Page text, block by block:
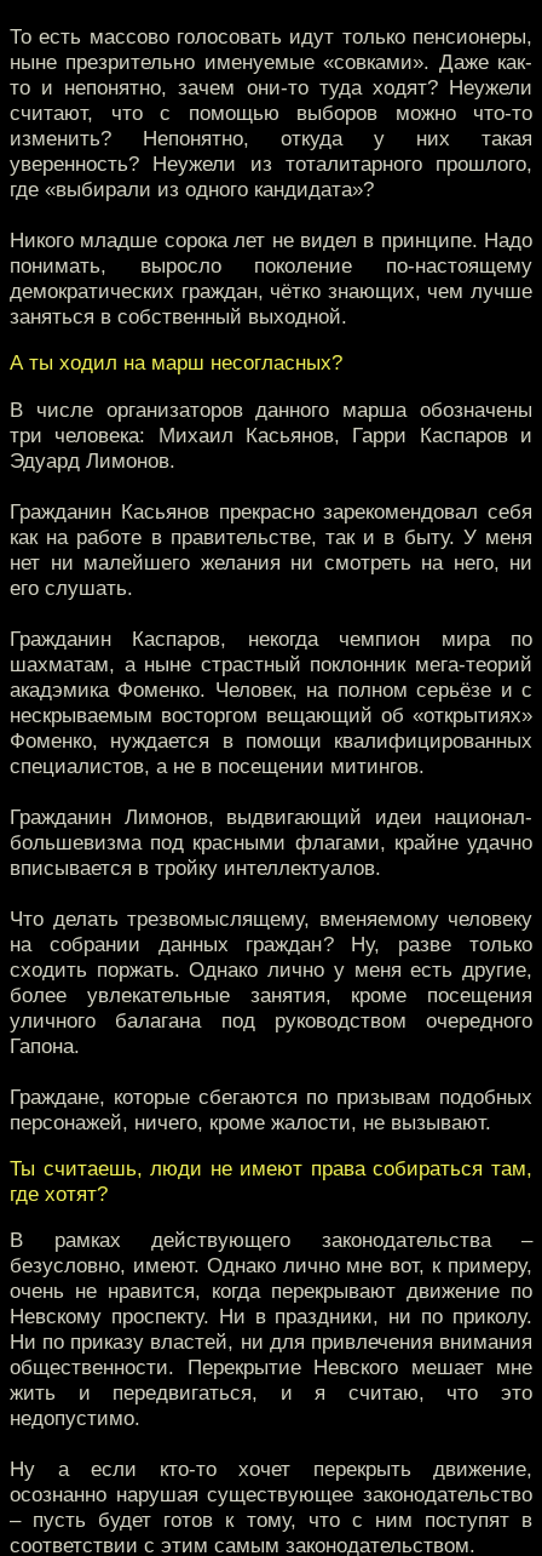
То есть массово голосовать идут только пенсионеры,
ныне презрительно именуемые «совками». Даже как-
то и непонятно, зачем они-то туда ходят? Неужели
считают, что с помощью выборов можно что-то
изменить? Непонятно, откуда у них такая
уверенность? Неужели из тоталитарного прошлого,
где «выбирали из одного кандидата»?
Никого младше сорока лет не видел в принципе. Надо
понимать, выросло поколение по-настоящему
демократических граждан, чётко знающих, чем лучше
заняться в собственный выходной.
А ты ходил на марш несогласных?
В числе организаторов данного марша обозначены
три человека: Михаил Касьянов, Гарри Каспаров и
Эдуард Лимонов.
Гражданин Касьянов прекрасно зарекомендовал себя
как на работе в правительстве, так и в быту. У меня
нет ни малейшего желания ни смотреть на него, ни
его слушать.
Гражданин Каспаров, некогда чемпион мира по
шахматам, а ныне страстный поклонник мега-теорий
акадэмика Фоменко. Человек, на полном серьёзе и с
нескрываемым восторгом вещающий об «открытиях»
Фоменко, нуждается в помощи квалифицированных
специалистов, а не в посещении митингов.
Гражданин Лимонов, выдвигающий идеи национал-
большевизма под красными флагами, крайне удачно
вписывается в тройку интеллектуалов.
Что делать трезвомыслящему, вменяемому человеку
на собрании данных граждан? Ну, разве только
сходить поржать. Однако лично у меня есть другие,
более увлекательные занятия, кроме посещения
уличного балагана под руководством очередного
Гапона.
Граждане, которые сбегаются по призывам подобных
персонажей, ничего, кроме жалости, не вызывают.
Ты считаешь, люди не имеют права собираться там,
где хотят?
В рамках действующего законодательства –
безусловно, имеют. Однако лично мне вот, к примеру,
очень не нравится, когда перекрывают движение по
Невскому проспекту. Ни в праздники, ни по приколу.
Ни по приказу властей, ни для привлечения внимания
общественности. Перекрытие Невского мешает мне
жить и передвигаться, и я считаю, что это
недопустимо.
Ну а если кто-то хочет перекрыть движение,
осознанно нарушая существующее законодательство
– пусть будет готов к тому, что с ним поступят в
соответствии с этим самым законодательством.